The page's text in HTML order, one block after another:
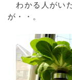
わかる人がい
が・・。